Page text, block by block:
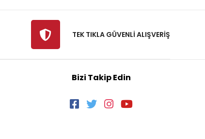
TEK TIKLA GÜVENLİ ALIŞVERİŞ
Bizi Takip Edin